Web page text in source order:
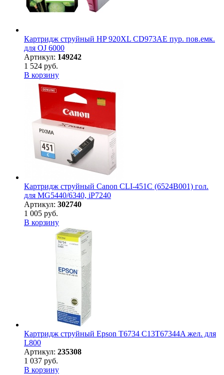
Картридж струйный HP 920XL CD973AE пур. пов.емк.
для OJ 6000
Артикул: 149242
1 524 руб.
В корзину
Картридж струйный Canon CLI-451C (6524B001) гол.
для MG5440/6340, iP7240
Артикул: 302740
1 005 руб.
В корзину
Картридж струйный Epson T6734 C13T67344A жел. для
L800
Артикул: 235308
1 037 руб.
В корзину